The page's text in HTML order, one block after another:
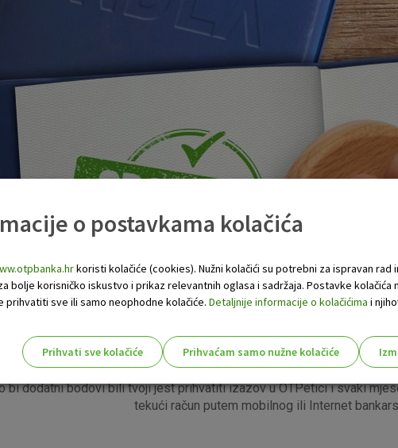
30 bodova u programu vjernosti OTPeticai
bi dodatni bodovi bili tvoji jest prihvatiti izazov u OTPetici i svaki
tekući račun putem mobilnog ili Internet
o postavkama kolačića
koristi kolačiće (cookies). Nužni kolačići su potrebni za ispravan
bolje korisničko iskustvo i prikaz relevantnih oglasa i sadržaja. Postavke
prihvatiti sve ili samo neophodne kolačiće. Detaljnije informacije o kolačićima i
Prihvati sve kolačiće Prihvaćam samo nužne kolačiće